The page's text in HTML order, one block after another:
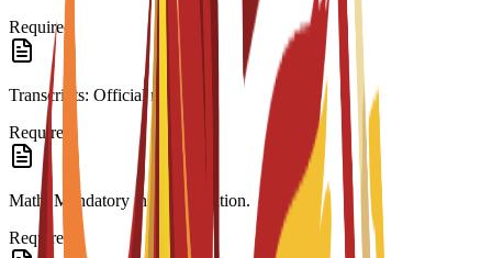
Required
Transcripts: Official records.
Required
Math: Mandatory in last education.
Required